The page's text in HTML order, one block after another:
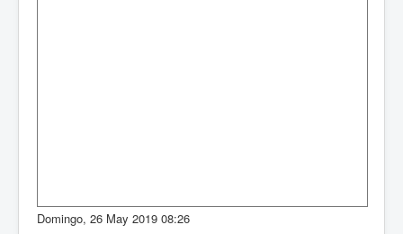
Domingo, 26 May 2019 08:26